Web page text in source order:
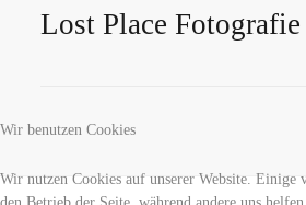
Lost Place Fotografie
Wir benutzen Cookies
Wir nutzen Cookies auf unserer Website. Einige